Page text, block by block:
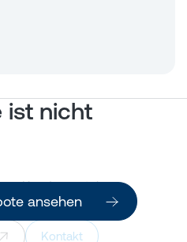
ist nicht
ansehen
Kundenportal
Kontakt